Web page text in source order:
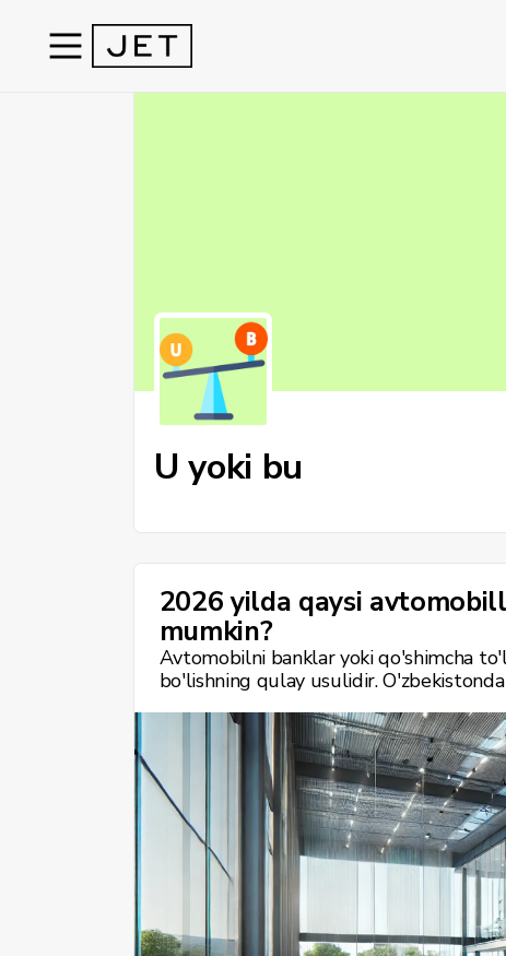
U yoki bu
2026 yilda qaysi
mumkin?
Avtomobilni banklar yoki qo'shimcha
bo'lishning qulay usulidir.
taklif qiladi. Har bir brend o'ziga xos
variantni tanlash imkonini beradi.
bo'lib to'lash shartlari keltirilgan.